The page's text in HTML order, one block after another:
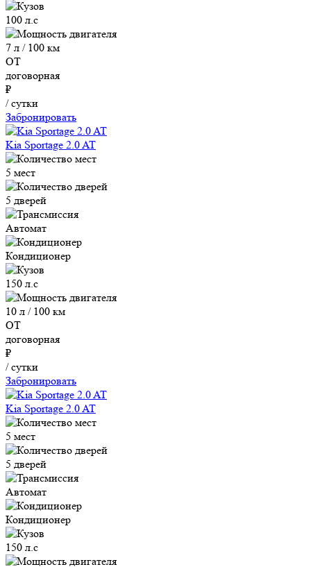
100 л.с
7 л / 100 км
ОТ
договорная
₽
/ сутки
Забронировать
Kia Sportage 2.0 AT
5 мест
5 дверей
Автомат
Кондиционер
150 л.с
10 л / 100 км
ОТ
договорная
₽
/ сутки
Забронировать
Kia Sportage 2.0 AT
5 мест
5 дверей
Автомат
Кондиционер
150 л.с